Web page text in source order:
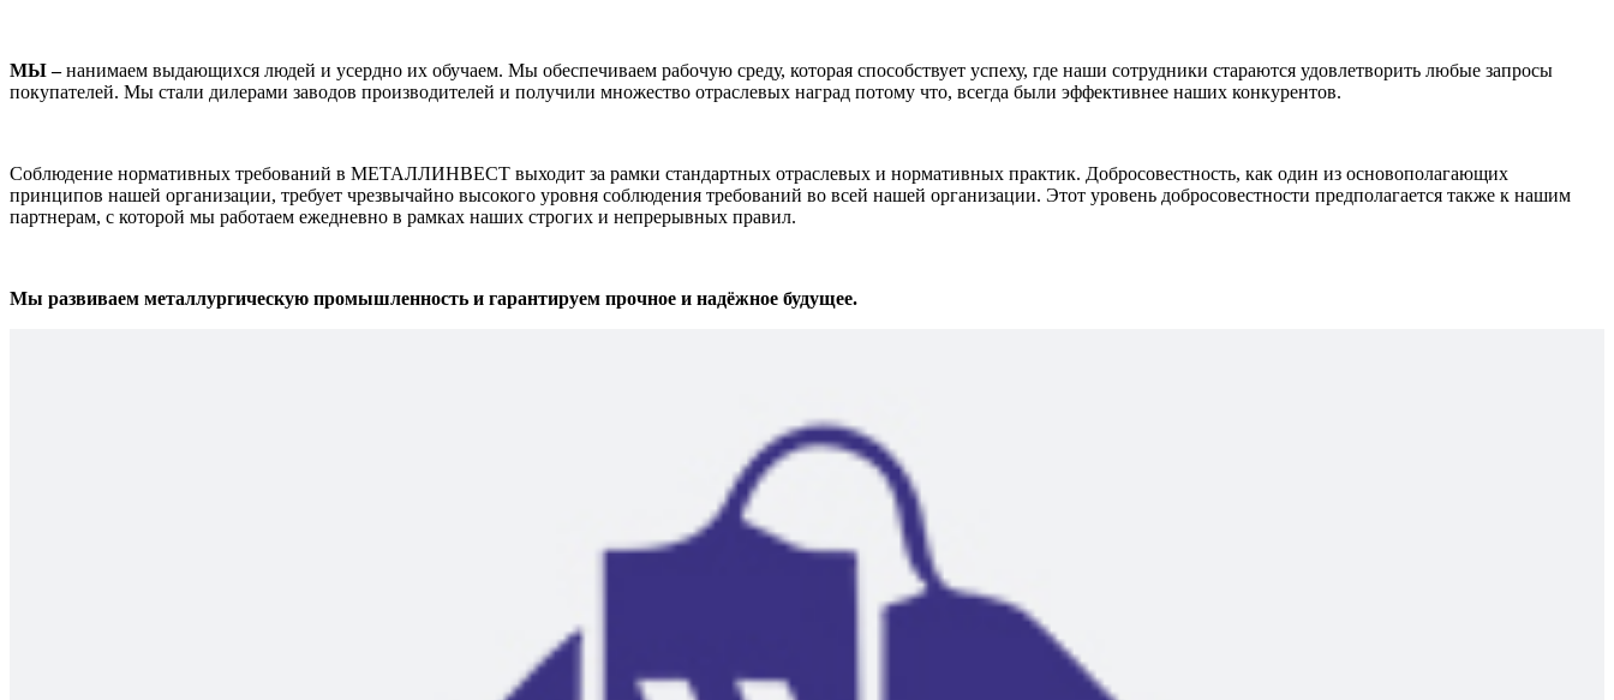
МЫ –нанимаем выдающихся людей и усердно их обучаем. Мы обеспечиваем рабочую среду, которая способствует успеху, где наши сотрудники стараются удовлетворить любые запросы
покупателей. Мы стали дилерами заводов производителей и получили множество отраслевых наград потому что, всегда были эффективнее наших конкурентов.
Соблюдение нормативных требований в МЕТАЛЛИНВЕСТ выходит за рамки стандартных отраслевых и нормативных практик. Добросовестность, как один из основополагающих
принципов нашей организации, требует чрезвычайно высокого уровня соблюдения требований во всей нашей организации. Этот уровень добросовестности предполагается также к нашим
партнерам, с которой мы работаем ежедневно в рамках наших строгих и непрерывных правил.
Мы развиваем металлургическую промышленность и гарантируем прочное и надёжное будущее.